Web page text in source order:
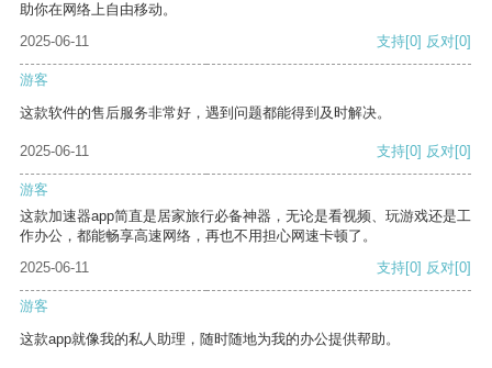
助你在网络上自由移动。
2025-06-11
支持[0] 反对[0]
游客
这款软件的售后服务非常好，遇到问题都能得到及时解决。
2025-06-11 支持[0] 反对[0]
游客
这款加速器app简直是居家旅行必备神器，无论是看视频、玩游戏还是工
作办公，都能畅享高速网络，再也不用担心网速卡顿了。
2025-06-11
支持[0] 反对[0]
游客
这款app就像我的私人助理，随时随地为我的办公提供帮助。